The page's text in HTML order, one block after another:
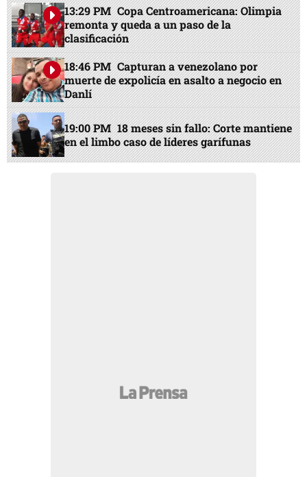
13:29 PM Copa Centroamericana: Olimpia
remonta y queda a un paso de la
clasificación
18:46 PM Capturan a venezolano por
muerte de expolicía en asalto a negocio en
Danlí
19:00 PM 18 meses sin fallo: Corte mantiene
en el limbo caso de líderes garífunas